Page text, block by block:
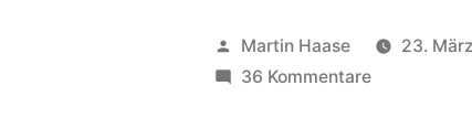
Veröffentlicht
von
Martin Haase 23.
36 Kommentarezu